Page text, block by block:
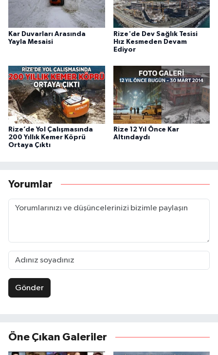
Kar Duvarları Arasında
Yayla Mesaisi
Rize'de Dev Sağlık Tesisi
Hız Kesmeden Devam
Ediyor
Rize’de Yol Çalışmasında
200 Yıllık Kemer Köprü
Ortaya Çıktı
Rize 12 Yıl Önce Kar
Altındaydı
Yorumlar
Gönder
Öne Çıkan Galeriler